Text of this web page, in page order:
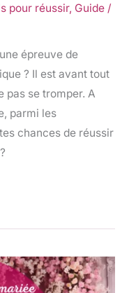
pour réussir, Guide /
épreuve de
? Il est avant tout
pas se tromper. A
parmi les
chances de réussir